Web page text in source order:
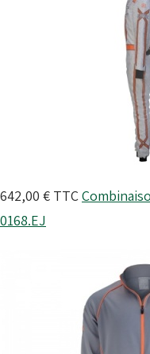
642,00 € TTC
0168.EJ